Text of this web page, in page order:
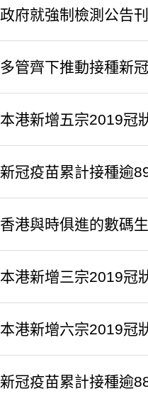
政府就強制檢測公告
多管齊下推動接種新
本港新增五宗2019冠
新冠疫苗累計接種逾
香港與時俱進的數碼
本港新增三宗2019冠
本港新增六宗2019冠
新冠疫苗累計接種逾